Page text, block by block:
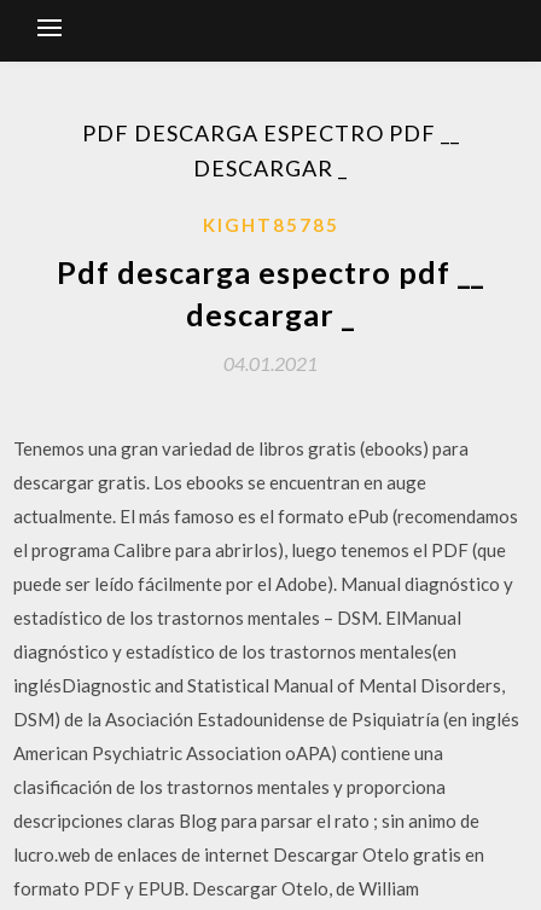
PDF DESCARGA ESPECTRO PDF __
DESCARGAR _
KIGHT85785
Pdf descarga espectro pdf __
descargar _
04.01.2021
Tenemos una gran variedad de libros gratis (ebooks) para
descargar gratis. Los ebooks se encuentran en auge
actualmente. El más famoso es el formato ePub (recomendamos
el programa Calibre para abrirlos), luego tenemos el PDF (que
puede ser leído fácilmente por el Adobe). Manual diagnóstico y
estadístico de los trastornos mentales – DSM. ElManual
diagnóstico y estadístico de los trastornos mentales(en
inglésDiagnostic and Statistical Manual of Mental Disorders,
DSM) de la Asociación Estadounidense de Psiquiatría (en inglés
American Psychiatric Association oAPA) contiene una
clasificación de los trastornos mentales y proporciona
descripciones claras Blog para parsar el rato ; sin animo de
lucro.web de enlaces de internet Descargar Otelo gratis en
formato PDF y EPUB. Descargar Otelo, de William